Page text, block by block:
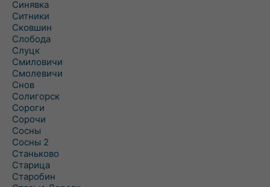
Синявка
Ситники
Сковшин
Слобода
Слуцк
Смиловичи
Смолевичи
Снов
Солигорск
Сороги
Сорочи
Сосны
Сосны 2
Станьково
Старица
Старобин